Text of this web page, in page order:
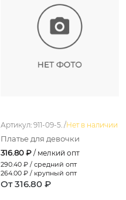
Артикул: 911-09-5. /Нет в наличии
Платье для девочки
316.80 ₽ / мелкий опт
290.40 ₽ / средний опт
264.00 ₽ / крупный опт
От 316.80 ₽